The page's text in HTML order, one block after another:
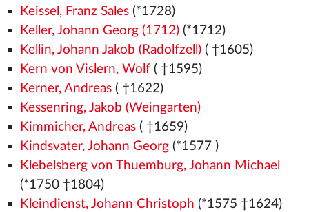
Keissel, Franz Sales(*1728)
Keller, Johann Georg (1712)(*1712)
Kellin, Johann Jakob (Radolfzell)( †1605)
Kern von Vislern, Wolf( †1595)
Kerner, Andreas( †1622)
Kessenring, Jakob (Weingarten)
Kimmicher, Andreas( †1659)
Kindsvater, Johann Georg(*1577 )
Klebelsberg von Thuemburg, Johann Michael
(*1750 †1804)
Kleindienst, Johann Christoph (*1575 †1624)